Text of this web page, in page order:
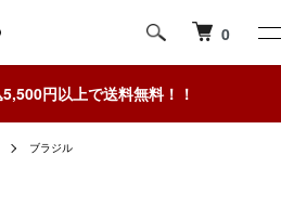
0
円以上で送料無料！！
ブラジル